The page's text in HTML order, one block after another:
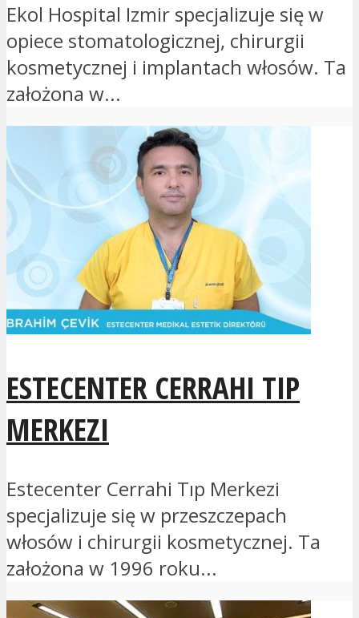
Ekol Hospital Izmir specjalizuje się w
opiece stomatologicznej, chirurgii
kosmetycznej i implantach włosów. Ta
założona w...
ESTECENTER CERRAHI TIP
MERKEZI
Estecenter Cerrahi Tıp Merkezi
specjalizuje się w przeszczepach
włosów i chirurgii kosmetycznej. Ta
założona w 1996 roku...